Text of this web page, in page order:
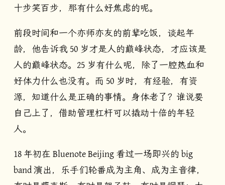
十步笑百步，那有什么好焦虑的呢。
前段时间和一个亦师亦友的前辈吃饭，谈起年
龄，他告诉我 50 岁才是人的巅峰状态，才应该是
人的巅峰状态。25 岁有什么呢，除了一腔热血和
好体力什么也没有。而 50 岁时，有经验，有资
源，知道什么是正确的事情。身体老了？谁说要
自己上了，借助管理杠杆可以撬动十倍的年轻
人。
18 年初在 Bluenote Beijing 看过一场即兴的 big
band 演出，乐手们轮番成为主角、成为主音律，